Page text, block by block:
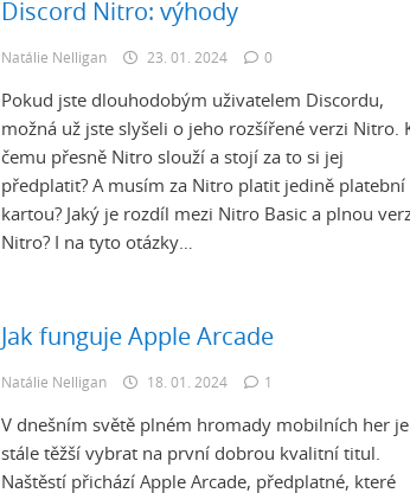
Discord Nitro: výhody
Natálie Nelligan 23. 01. 2024 0
Pokud jste dlouhodobým uživatelem Discordu,
možná už jste slyšeli o jeho rozšířené verzi Nitro.
čemu přesně Nitro slouží a stojí za to si jej
předplatit? A musím za Nitro platit jedině platební
kartou? Jaký je rozdíl mezi Nitro Basic a plnou
Nitro? I na tyto otázky…
Jak funguje Apple Arcade
Natálie Nelligan 18. 01. 2024 1
V dnešním světě plném hromady mobilních her je
stále těžší vybrat na první dobrou kvalitní titul.
Naštěstí přichází Apple Arcade, předplatné, které